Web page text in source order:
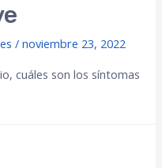
/noviembre 23, 2022
cuáles son los síntomas